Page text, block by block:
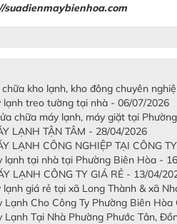
kho lạnh, kho đông chuyên
lạnh treo tường tại nhà - 06/07/2026
chữa máy lạnh, máy giặt tại
LẠNH TẬN TÂM - 28/04/2026
LẠNH CÔNG NGHIỆP TẠI CÔNG
lạnh tại nhà tại Phường Biên Hòa -
LẠNH CÔNG TY GIÁ RẺ - 13/04/
lạnh giá rẻ tại xã Long Thành & xã
Lạnh Cho Công Ty Phường Biên
Lạnh Tại Nhà Phường Phước Tân,